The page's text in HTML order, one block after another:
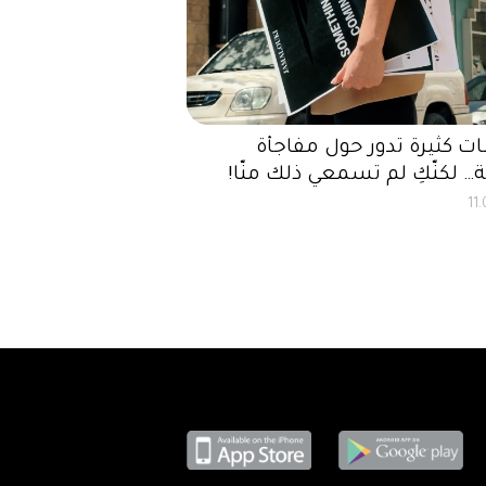
كثيرة تدور حول مفاجأة
لكنّكِ لم تسمعي ذلك منّا!